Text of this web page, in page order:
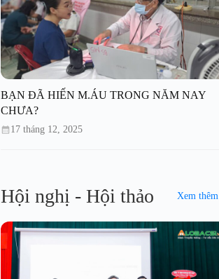
BẠN ĐÃ HIẾN M.ÁU TRONG NĂM NAY
CHƯA?
17 tháng 12, 2025
Hội nghị - Hội thảo Xem thêm